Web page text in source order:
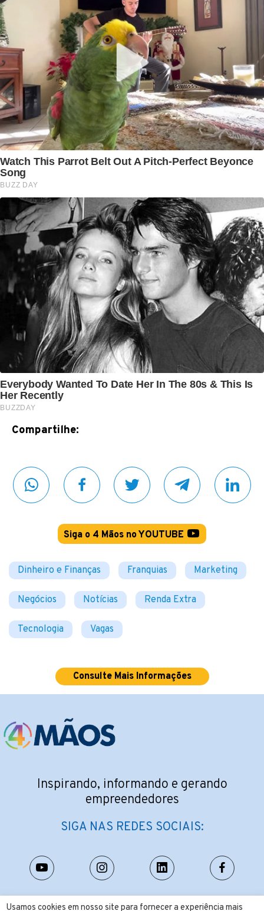
Compartilhe:
Siga o 4 Mãos no YOUTUBE
Dinheiro e Finanças Franquias Marketing
Negócios Notícias Renda Extra
Tecnologia Vagas
Consulte Mais Informações
Usamos cookies em nosso site para fornecer a experiência mais
Inspirando, informando e gerando
empreendedores
SIGA NAS REDES SOCIAIS:
CONTATO: